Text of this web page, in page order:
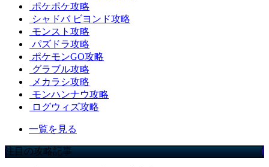
ポケポケ攻略
シャドバ ビヨンド攻略
モンスト攻略
パズドラ攻略
ポケモンGO攻略
グラブル攻略
メカラシ攻略
モンハンナウ攻略
ログウィズ攻略
一覧を見る
注目の攻略記事